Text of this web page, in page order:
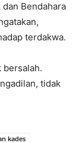
Bendahara
terdakwa.
bersalah.
tidak
kades